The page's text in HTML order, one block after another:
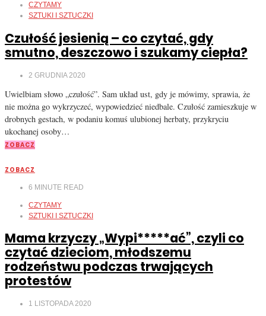
CZYTAMY
SZTUKI I SZTUCZKI
Czułość jesienią – co czytać, gdy
smutno, deszczowo i szukamy ciepła?
2 GRUDNIA 2020
Uwielbiam słowo „czułość”. Sam układ ust, gdy je mówimy, sprawia, że
nie można go wykrzyczeć, wypowiedzieć niedbale. Czułość zamieszkuje w
drobnych gestach, w podaniu komuś ulubionej herbaty, przykryciu
ukochanej osoby…
ZOBACZ
ZOBACZ
6 MINUTE READ
CZYTAMY
SZTUKI I SZTUCZKI
Mama krzyczy „Wypi*****ać”, czyli co
czytać dzieciom, młodszemu
rodzeństwu podczas trwających
protestów
1 LISTOPADA 2020